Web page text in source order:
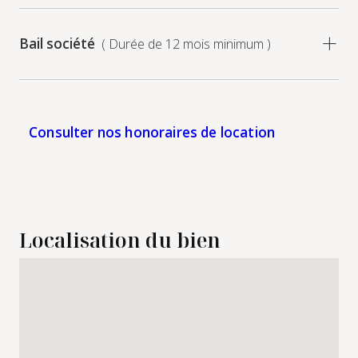
Bail société ( Durée de 12 mois minimum )
Consulter nos honoraires de location
Localisation du bien